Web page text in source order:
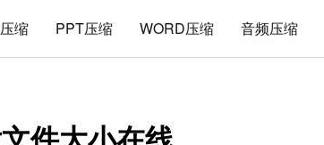
缩 PPT压缩 WORD压缩 音频压缩